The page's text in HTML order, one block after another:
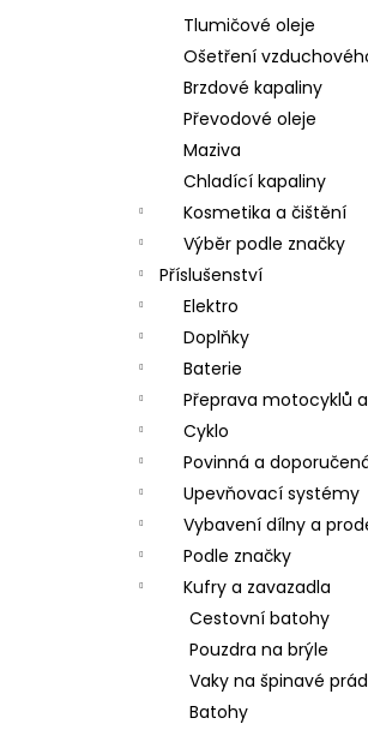
Tlumičové oleje
Ošetření
Brzdové kapaliny
Převodové oleje
Maziva
Chladící kapaliny
Kosmetika a čištění
Výběr podle značky
Příslušenství
Elektro
Doplňky
Baterie
Přeprava motocyklů
Cyklo
Povinná a
Upevňovací systémy
Vybavení dílny a
Podle značky
Kufry a zavazadla
Cestovní batohy
Pouzdra na brýle
Vaky na špinavé
Batohy